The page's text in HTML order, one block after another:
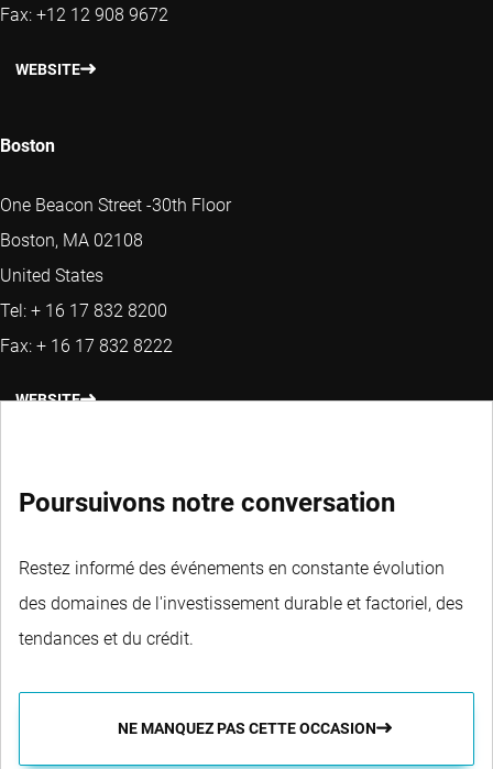
Fax: +12 12 908 9672
WEBSITE
Boston
One Beacon Street -30th Floor
Boston, MA 02108
United States
Tel: + 16 17 832 8200
Fax: + 16 17 832 8222
WEBSITE
Poursuivons notre conversation
Restez informé des événements en constante évolution
des domaines de l'investissement durable et factoriel, des
tendances et du crédit.
NE MANQUEZ PAS CETTE OCCASION